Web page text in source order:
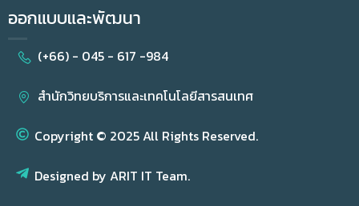
ออกแบบและพัฒนา
(+66) - 045 - 617 -984
สำนักวิทยบริการและเทคโนโลยีสารสนเทศ
Copyright © 2025 All Rights Reserved.
Designed by ARIT IT Team.